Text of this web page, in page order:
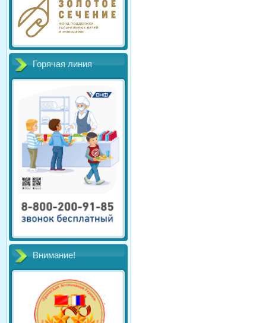
Горячая линия
Внимание!